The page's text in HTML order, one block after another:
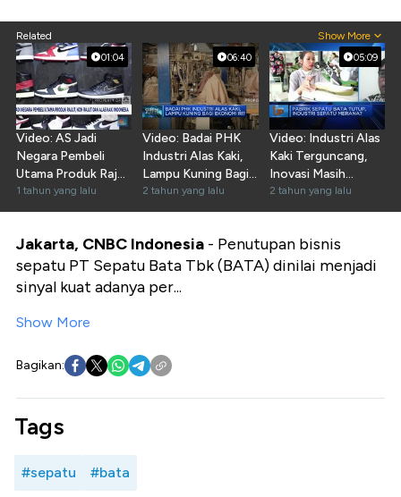
Related Show More
01:04
Video: AS Jadi
Negara Pembeli
Utama Produk Rajut
- Alas Kaki Dari RI
1 tahun yang lalu
06:40
Video: Badai PHK
Industri Alas Kaki,
Lampu Kuning Bagi
Ekonomi RI?
2 tahun yang lalu
05:09
Video: Industri Alas
Kaki Terguncang,
Inovasi Masih
Kurang?
2 tahun yang lalu
Jakarta, CNBC Indonesia - Penutupan bisnis
sepatu PT Sepatu Bata Tbk (BATA) dinilai menjadi
sinyal kuat adanya per...
Show More
Bagikan:
Tags
#sepatu #bata